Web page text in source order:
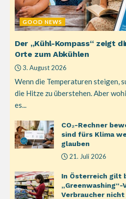
GOOD NEWS
Der „Kühl-Kompass“ zeigt
Orte zum Abkühlen
3. August 2026
Wenn die Temperaturen steigen,
die Hitze zu überstehen. Aber
es...
CO₂-Rechner
sind fürs Klima
glauben
21. Juli 2026
In Österreich gilt
Verbraucher